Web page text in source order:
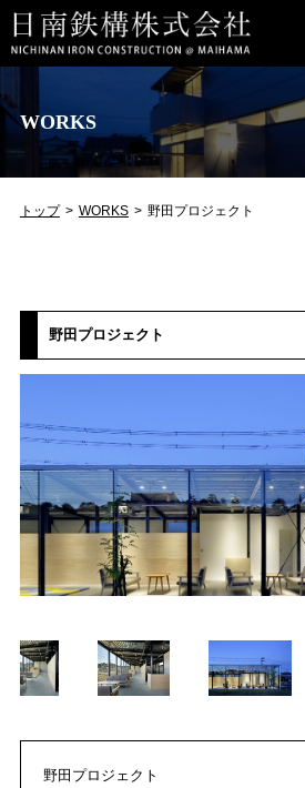
WORKS
トップ WORKS 野田プロジェクト
野田プロジェクト
野田プロジェクト